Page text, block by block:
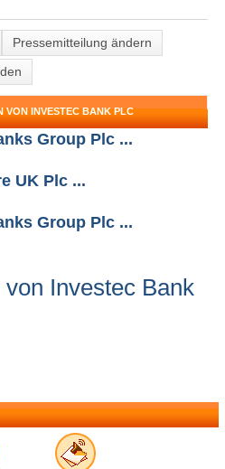
Pressemitteilung ändern
VON INVESTEC BANK PLC
Group Plc ...
UK Plc ...
Group Plc ...
Investec Bank